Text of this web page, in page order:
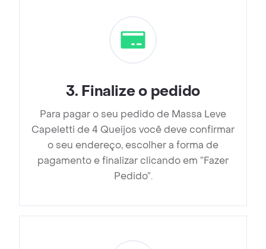
3. Finalize o pedido
Para pagar o seu pedido de Massa Leve
Capeletti de 4 Queijos você deve confirmar
o seu endereço, escolher a forma de
pagamento e finalizar clicando em ”Fazer
Pedido”.